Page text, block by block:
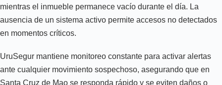
mientras el inmueble permanece vacío durante el día. La
ausencia de un sistema activo permite accesos no detectados
en momentos críticos.
UruSegur mantiene monitoreo constante para activar alertas
ante cualquier movimiento sospechoso, asegurando que en
Santa Cruz de Mao se responda rápido y se eviten daños o